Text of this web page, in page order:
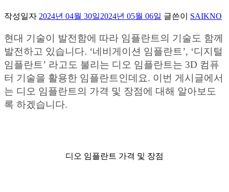
작성일자 2024년 04월 30일2024년 05월 06일 글쓴이 SAIKNO
현대 기술이 발전함에 따라 임플란트의 기술도 함께
발전하고 있습니다. ‘네비게이션 임플란트’, ‘디지털
임플란트’ 라고도 불리는 디오 임플란트는 3D 컴퓨
터 기술을 활용한 임플란트인데요. 이번 게시글에서
는 디오 임플란트의 가격 및 장점에 대해 알아보도
록 하겠습니다.
디오 임플란트 가격 및 장점